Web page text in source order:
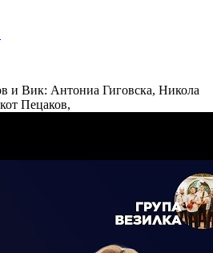
и Вик: Антониа Гиговска, Никола
Пецаков,